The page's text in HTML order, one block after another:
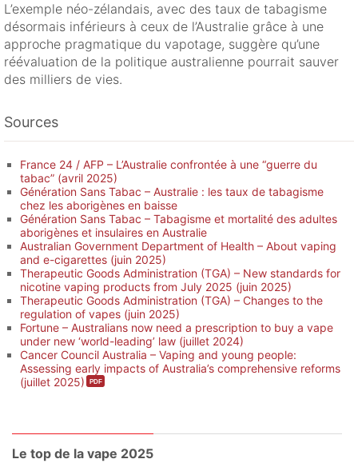
L’exemple néo-zélandais, avec des taux de tabagisme
désormais inférieurs à ceux de l’Australie grâce à une
approche pragmatique du vapotage, suggère qu’une
réévaluation de la politique australienne pourrait sauver
des milliers de vies.
Sources
France 24 / AFP – L’Australie confrontée à une “guerre du
tabac” (avril 2025)
Génération Sans Tabac – Australie : les taux de tabagisme
chez les aborigènes en baisse
Génération Sans Tabac – Tabagisme et mortalité des adultes
aborigènes et insulaires en Australie
Australian Government Department of Health – About vaping
and e-cigarettes (juin 2025)
Therapeutic Goods Administration (TGA) – New standards for
nicotine vaping products from July 2025 (juin 2025)
Therapeutic Goods Administration (TGA) – Changes to the
regulation of vapes (juin 2025)
Fortune – Australians now need a prescription to buy a vape
under new ‘world-leading’ law (juillet 2024)
Cancer Council Australia – Vaping and young people:
Assessing early impacts of Australia’s comprehensive reforms
(juillet 2025)
Le top de la vape 2025